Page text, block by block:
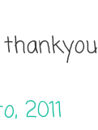
2011